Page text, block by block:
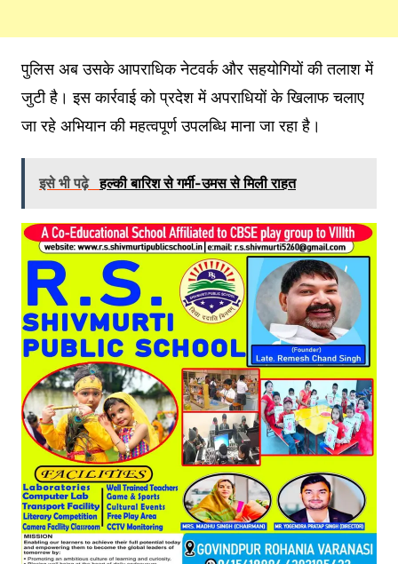
पुलिस अब उसके आपराधिक नेटवर्क और सहयोगियों की तलाश में
जुटी है। इस कार्रवाई को प्रदेश में अपराधियों के खिलाफ चलाए
जा रहे अभियान की महत्वपूर्ण उपलब्धि माना जा रहा है।
इसे भी पढ़े हल्की बारिश से गर्मी-उमस से मिली राहत